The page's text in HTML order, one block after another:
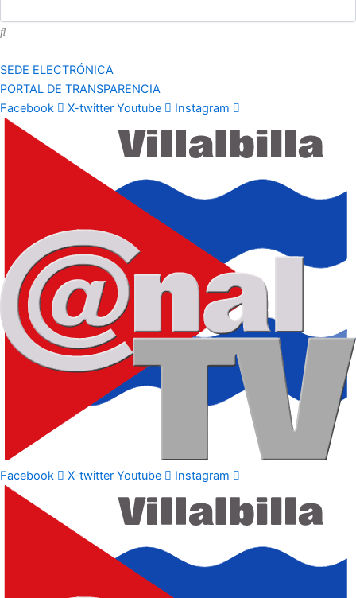
SEDE ELECTRÓNICA
PORTAL DE TRANSPARENCIA
Facebook
X-twitter Youtube Instagram
Facebook X-twitter Youtube Instagram